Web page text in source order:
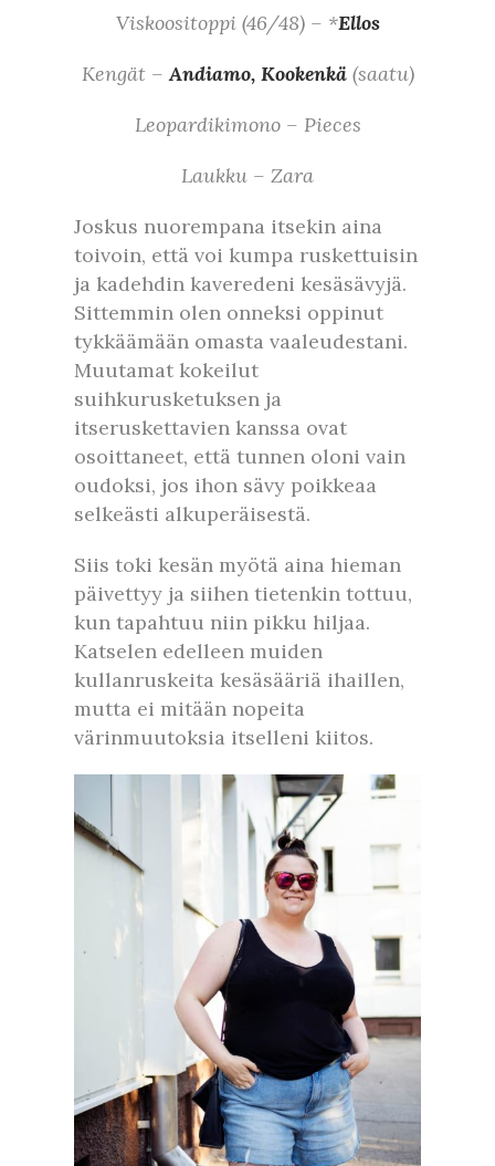
Viskoositoppi (46/48) – *Ellos
Kengät – Andiamo, Kookenkä (saatu)
Leopardikimono – Pieces
Laukku – Zara
Joskus nuorempana itsekin aina
toivoin, että voi kumpa ruskettuisin
ja kadehdin kaveredeni kesäsävyjä.
Sittemmin olen onneksi oppinut
tykkäämään omasta vaaleudestani.
Muutamat kokeilut
suihkurusketuksen ja
itseruskettavien kanssa ovat
osoittaneet, että tunnen oloni vain
oudoksi, jos ihon sävy poikkeaa
selkeästi alkuperäisestä.
Siis toki kesän myötä aina hieman
päivettyy ja siihen tietenkin tottuu,
kun tapahtuu niin pikku hiljaa.
Katselen edelleen muiden
kullanruskeita kesäsääriä ihaillen,
mutta ei mitään nopeita
värinmuutoksia itselleni kiitos.